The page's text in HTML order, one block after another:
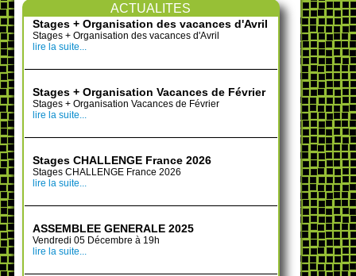
ACTUALITES
Stages + Organisation des vacances d'Avril
Stages + Organisation des vacances d'Avril
lire la suite...
Stages + Organisation Vacances de Février
Stages + Organisation Vacances de Février
lire la suite...
Stages CHALLENGE France 2026
Stages CHALLENGE France 2026
lire la suite...
ASSEMBLEE GENERALE 2025
Vendredi 05 Décembre à 19h
lire la suite...